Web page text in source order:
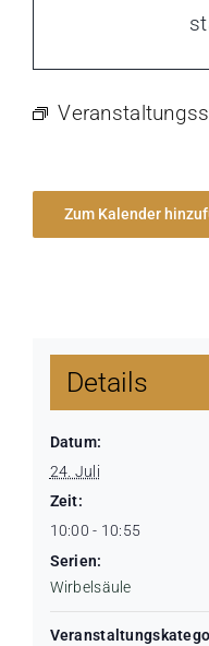
Zum Kalender
Details
Datum:
24. Juli
Zeit:
10:00 - 10:55
Serien:
Wirbelsäule